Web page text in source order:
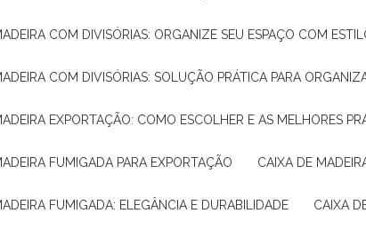
COM DIVISÓRIAS: ORGANIZE SEU ESPAÇO COM
COM DIVISÓRIAS: SOLUÇÃO PRÁTICA PARA
EXPORTAÇÃO: COMO ESCOLHER E AS MELHORES
FUMIGADA PARA EXPORTAÇÃO CAIXA DE
FUMIGADA: ELEGÂNCIA E DURABILIDADE CAIXA